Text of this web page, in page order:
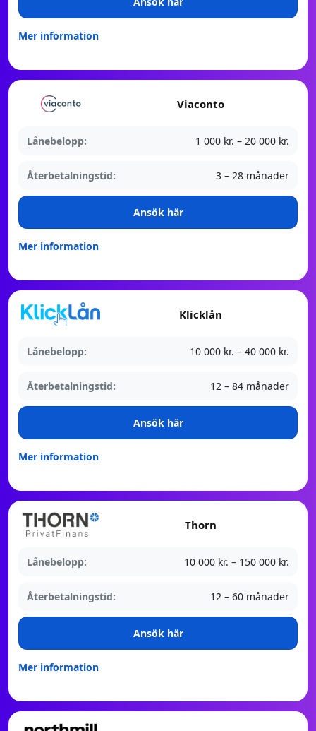
Mer information
Viaconto
Lånebelopp: 1 000 kr. – 20 000 kr.
Återbetalningstid: 3 – 28 månader
Ansök här
Mer information
Klicklån
Lånebelopp: 10 000 kr. – 40 000 kr.
Återbetalningstid: 12 – 84 månader
Ansök här
Mer information
Thorn
Lånebelopp: 10 000 kr. – 150 000 kr.
Återbetalningstid: 12 – 60 månader
Ansök här
Mer information